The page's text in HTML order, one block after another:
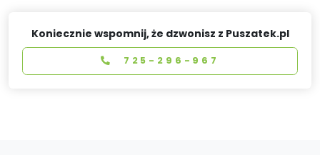
Koniecznie wspomnij, że dzwonisz z Puszatek.pl
725-296-967